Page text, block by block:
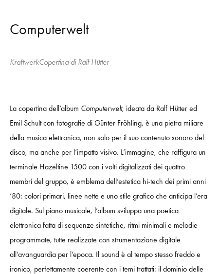
Computerwelt
KraftwerkCopertina di Ralf Hütter
La copertina dell’album Computerwelt, ideata da Ralf Hütter ed
Emil Schult con fotografie di Günter Fröhling, è una pietra miliare
della musica elettronica, non solo per il suo contenuto sonoro del
disco, ma anche per l’impatto visivo. L’immagine, che raffigura un
terminale Hazeltine 1500 con i volti digitalizzati dei quattro
membri del gruppo, è emblema dell’estetica hi-tech dei primi anni
’80: colori primari, linee nette e uno stile grafico che anticipa l’era
digitale. Sul piano musicale, l’album sviluppa una poetica
elettronica fatta di sequenze sintetiche, ritmi minimali e melodie
programmate, tutte realizzate con strumentazione digitale
all’avanguardia per l’epoca. Il sound è al tempo stesso freddo e
ironico, perfettamente coerente con i temi trattati: il dominio delle